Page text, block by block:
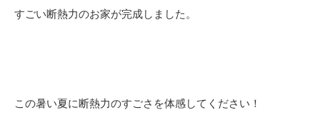
すごい断熱力のお家が完成しました。
この暑い夏に断熱力のすごさを体感してください！